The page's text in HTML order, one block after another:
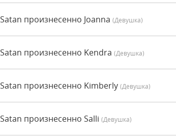
Satan произнесенно Joanna (девушка)
Satan произнесенно Kendra (девушка)
Satan произнесенно Kimberly (девушка)
Satan произнесенно Salli (девушка)